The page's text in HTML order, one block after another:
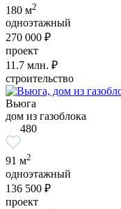
180 м2
одноэтажный
270 000 ₽
проект
11.7 млн. ₽
строительство
Вьюга
дом из газоблока
480
91 м2
одноэтажный
136 500 ₽
проект